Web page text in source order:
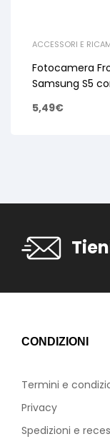
ACCESSORI E
RICAMBI S5 & S5
Fotocamera
Samsung S5
5,49€
CONDIZIONI
Termini e
Privacy
Spedizioni e